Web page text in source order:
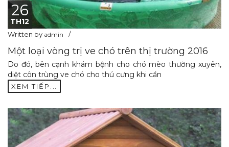
26
TH12
Written by admin
Một loại vòng trị ve chó trên thị trường 2016
Do đó, bên cạnh khám bệnh cho chó mèo thường xuyên,
diệt côn trùng ve chó cho thú cưng khi cần
XEM TIẾP...